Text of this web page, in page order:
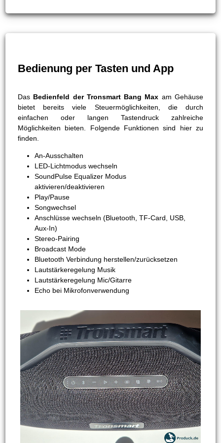
Bedienung per Tasten und App
Das Bedienfeld der Tronsmart Bang Max am Gehäuse
bietet bereits viele Steuermöglichkeiten, die durch
einfachen oder langen Tastendruck zahlreiche
Möglichkeiten bieten. Folgende Funktionen sind hier zu
finden.
An-Ausschalten
LED-Lichtmodus wechseln
SoundPulse Equalizer Modus
aktivieren/deaktivieren
Play/Pause
Songwechsel
Anschlüsse wechseln (Bluetooth, TF-Card, USB,
Aux-In)
Stereo-Pairing
Broadcast Mode
Bluetooth Verbindung herstellen/zurücksetzen
Lautstärkeregelung Musik
Lautstärkeregelung Mic/Gitarre
Echo bei Mikrofonverwendung